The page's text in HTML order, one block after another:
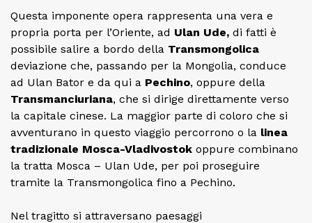
Questa imponente opera rappresenta una vera e
propria porta per l’Oriente, ad Ulan Ude, di fatti è
possibile salire a bordo della Transmongolica
deviazione che, passando per la Mongolia, conduce
ad Ulan Bator e da qui a Pechino, oppure della
Transmanciuriana, che si dirige direttamente verso
la capitale cinese. La maggior parte di coloro che si
avventurano in questo viaggio percorrono o la linea
tradizionale Mosca-Vladivostok oppure combinano
la tratta Mosca – Ulan Ude, per poi proseguire
tramite la Transmongolica fino a Pechino.
Nel tragitto si attraversano paesaggi